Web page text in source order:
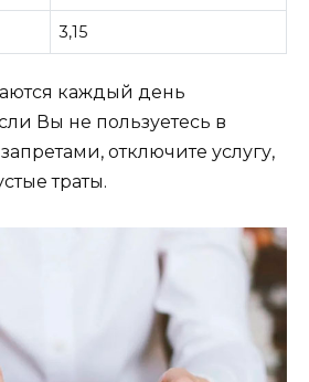
3,15
каждый день
Вы не пользуетесь в
отключите услугу,
траты.